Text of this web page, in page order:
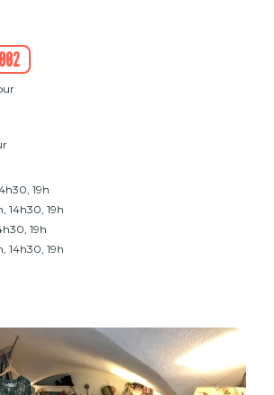
19h
14h30, 19h
19h
14h30, 19h